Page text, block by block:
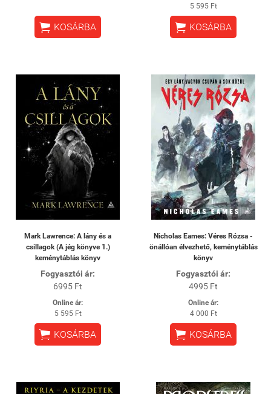
 KOSÁRBA
5 595 Ft
 KOSÁRBA
Mark Lawrence: A lány és a
csillagok (A jég könyve 1.)
keménytáblás könyv
Fogyasztói ár:
6995 Ft
Online ár:
5 595 Ft
 KOSÁRBA
Nicholas Eames: Véres Rózsa -
önállóan élvezhető, keménytáblás
könyv
Fogyasztói ár:
4995 Ft
Online ár:
4 000 Ft
 KOSÁRBA